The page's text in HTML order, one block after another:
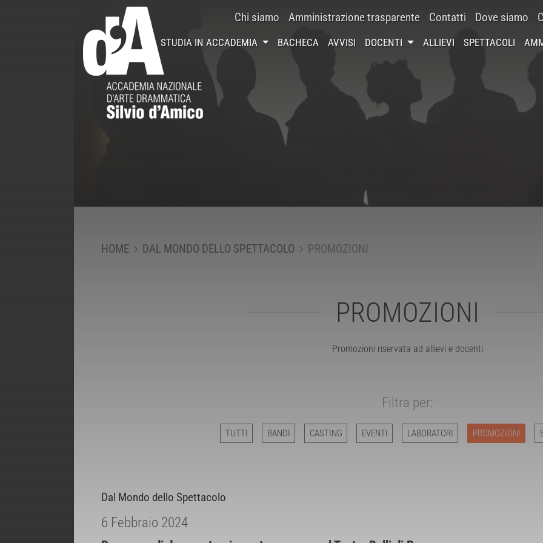
Chi siamo Amministrazione trasparente Contatti Dove siamo
STUDIA IN ACCADEMIA BACHECA AVVISI DOCENTI ALLIEVI SPETTACOLI
HOME DAL MONDO DELLO SPETTACOLO PROMOZIONI
PROMOZIONI
Promozioni riservata ad allievi e docenti
Filtra per:
TUTTI BANDI CASTING EVENTI LABORATORI PROMOZIONI
Dal Mondo dello Spettacolo
6 Febbraio 2024